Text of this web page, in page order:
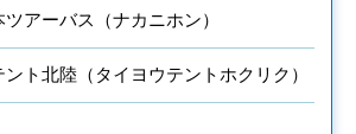
アーバス（ナカニホン）
ト北陸（タイヨウテントホクリク）